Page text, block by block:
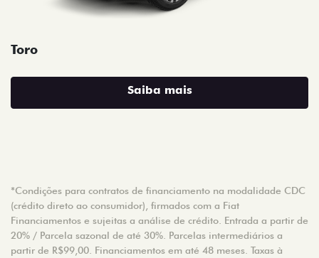
Toro
Saiba mais
*Condições para contratos de financiamento na modalidade CDC
(crédito direto ao consumidor), firmados com a Fiat
Financiamentos e sujeitas a análise de crédito. Entrada a partir de
20% / Parcela sazonal de até 30%. Parcelas intermediários a
partir de R$99,00. Financiamentos em até 48 meses. Taxas à